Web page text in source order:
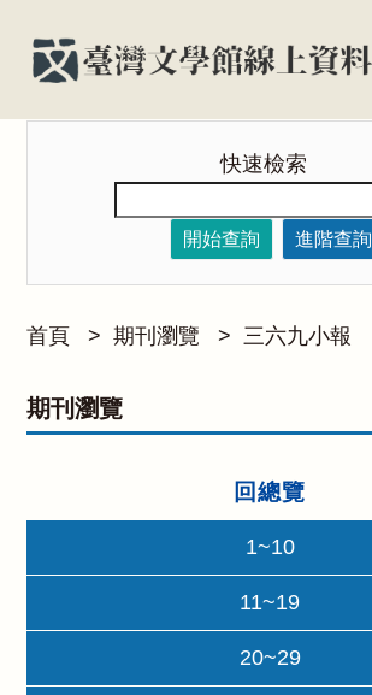
快速檢索
開始查詢
進階查詢
首頁 > 期刊瀏覽 > 三六九小報
期刊瀏覽
回總覽
1~10
11~19
20~29